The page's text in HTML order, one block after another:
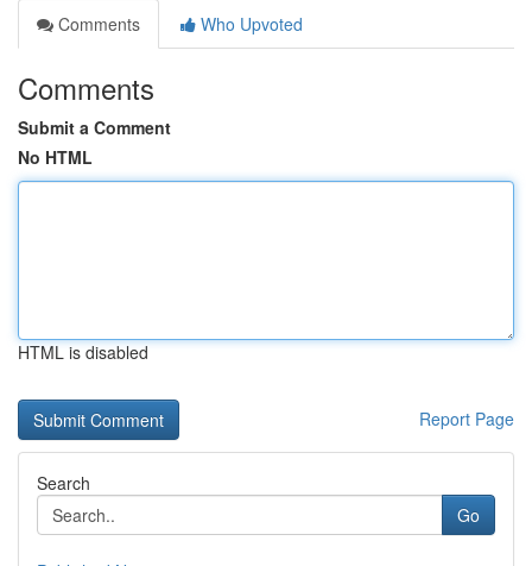
Comments
Who Upvoted
Comments
Submit a Comment
No HTML
HTML is disabled
Report Page
Search
Go